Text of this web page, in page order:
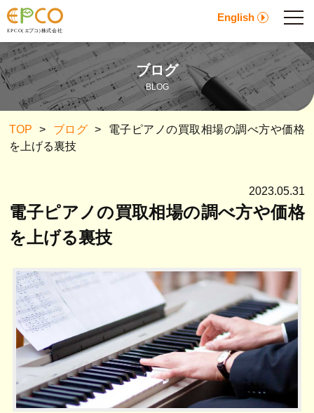
English
ブログ
BLOG
TOP > ブログ >
電子ピアノの買取相場の調べ方や価格
を上げる裏技
2023.05.31
電子ピアノの買取相場の調べ方や価格
を上げる裏技